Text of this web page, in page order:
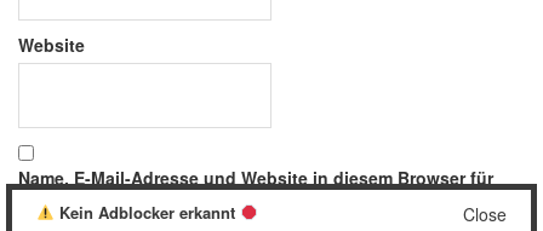
Website
Name, E-Mail-Adresse und Website in diesem Browser für
meinen nächsten Kommentar speichern.
Close
Kein Adblocker erkannt